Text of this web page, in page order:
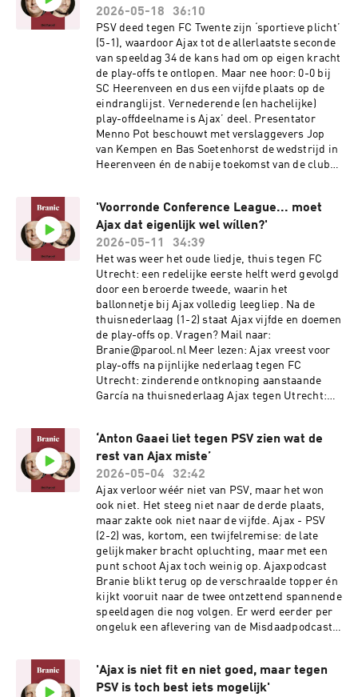
2026-05-18
36:10
PSV deed tegen FC Twente zijn ‘sportieve plicht’
(5-1), waardoor Ajax tot de allerlaatste seconde
van speeldag 34 de kans had om op eigen kracht
de play-offs te ontlopen. Maar nee hoor: 0-0 bij
SC Heerenveen en dus een vijfde plaats op de
eindranglijst. Vernederende (en hachelijke)
play-offdeelname is Ajax’ deel. Presentator
Menno Pot beschouwt met verslaggevers Jop
van Kempen en Bas Soetenhorst de wedstrijd in
Heerenveen én de nabije toekomst van de club.
Ajax uitgeteld in het gras: de geest is uit de fles
Knallen of vallen voor Ajax: gaat Cruijff met
tientallen miljoenen of met gat in begroting
werken? Onvrede bij scouts Ajax over werkwijze
Jordi Cruijff en Joel Lara Gemaakt
door:Presentator: Menno PotAnalist: Jop van
Kempen en Bas SoetenhorstMontage: Laura
HiskenProductie: Verena VerhoevenMuziek:
Kloaq Audio DesignSee
omnystudio.com/listener for privacy
information.
'Voorronde Conference League... moet
Ajax dat eigenlijk wel wíllen?'
2026-05-11
34:39
Het was weer het oude liedje, thuis tegen FC
Utrecht: een redelijke eerste helft werd gevolgd
door een beroerde tweede, waarin het
ballonnetje bij Ajax volledig leegliep. Na de
thuisnederlaag (1-2) staat Ajax vijfde en doemen
de play-offs op. Vragen? Mail naar:
Branie@parool.nl Meer lezen: Ajax vreest voor
play-offs na pijnlijke nederlaag tegen FC
Utrecht: zinderende ontknoping aanstaande
García na thuisnederlaag Ajax tegen Utrecht:
spelers opleveren? Gemaakt door:Presentator:
Menno PotAnalist: Jop van Kempen en Daan
SutoriusMontage: Laura HiskenProductie:
Verena VerhoevenMuziek: Kloaq Audio
DesignSee omnystudio.com/listener for privacy
information.
‘Anton Gaaei liet tegen PSV zien wat de
rest van Ajax miste’
2026-05-04
32:42
Ajax verloor wéér niet van PSV, maar het won
ook niet. Het steeg niet naar de derde plaats,
maar zakte ook niet naar de vijfde. Ajax - PSV
(2-2) was, kortom, een twijfelremise: de late
gelijkmaker bracht opluchting, maar met een
punt schoot Ajax toch weinig op. Ajaxpodcast
Branie blikt terug op de verschraalde topper én
kijkt vooruit naar de twee ontzettend spannende
speeldagen die nog volgen. Er werd eerder per
ongeluk een aflevering van de Misdaadpodcast
Meer lezen: Ajax kan moeilijk met Anton Gaaei,
maar ook moeilijk zonder Anton Gaaei Ajax
'Ajax is niet fit en niet goed, maar tegen
PSV is toch best iets mogelijk'